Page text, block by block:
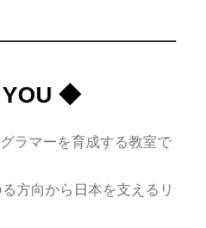
YOU ◆
ラマーを育成する教室で
方向から日本を支えるリ